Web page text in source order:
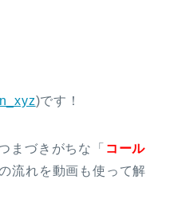
)です！
まづきがちな「 コール
流れを動画も使って解